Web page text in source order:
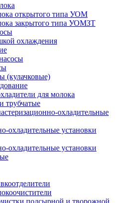
открытого типа УОМ
закрытого типа УОМЗТ
охлаждения
(кулачковые)
для молока
трубчатые
охладительные
охладительные установки
охладительные установки
подсырной и творожной